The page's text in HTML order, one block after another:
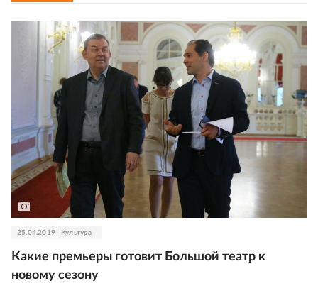
25.04.2019 Культура
Какие премьеры готовит Большой театр к
новому сезону